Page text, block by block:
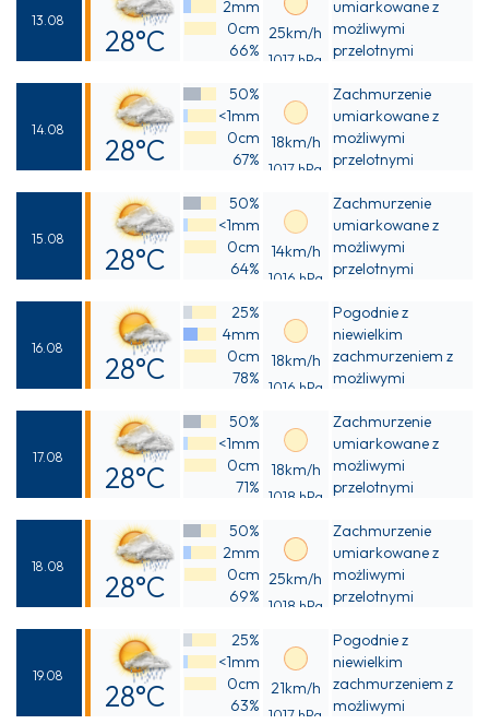
13.08
28°C
29°C
2mm
0cm
66%
25km/h
1017 hPa
umiarkowane z
możliwymi
przelotnymi
14.08
28°C
29°C
50%
<1mm
0cm
67%
18km/h
1017 hPa
Zachmurzenie
umiarkowane z
możliwymi
przelotnymi
15.08
28°C
29°C
50%
<1mm
0cm
64%
14km/h
1016 hPa
Zachmurzenie
umiarkowane z
możliwymi
przelotnymi
16.08
28°C
31°C
25%
4mm
0cm
78%
18km/h
1016 hPa
Pogodnie z
niewielkim
zachmurzeniem z
możliwymi
opadami deszczu
17.08
28°C
31°C
50%
<1mm
0cm
71%
18km/h
1018 hPa
Zachmurzenie
umiarkowane z
możliwymi
przelotnymi
18.08
28°C
29°C
50%
2mm
0cm
69%
25km/h
1018 hPa
Zachmurzenie
umiarkowane z
możliwymi
przelotnymi
19.08
28°C
25%
<1mm
0cm
63%
21km/h
1017 hPa
Pogodnie z
niewielkim
zachmurzeniem z
możliwymi